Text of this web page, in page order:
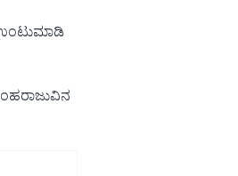
ಉಂಟುಮಾಡಿ